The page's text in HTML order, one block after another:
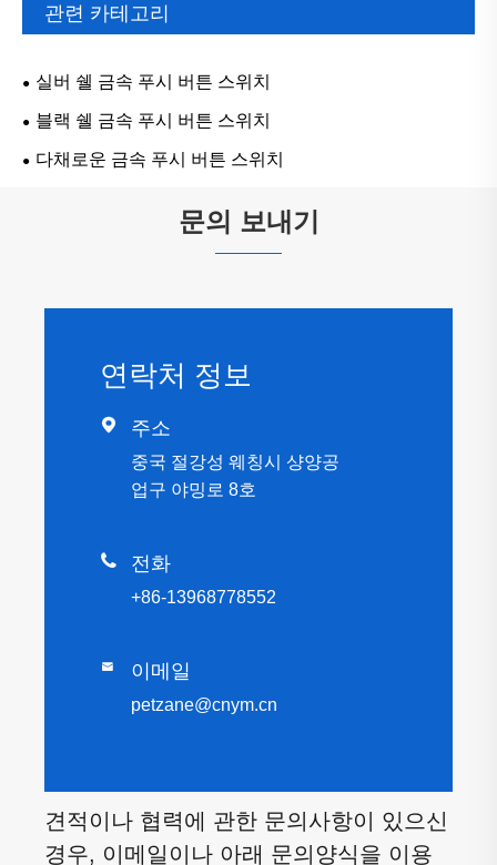
관련 카테고리
실버 쉘 금속 푸시 버튼 스위치
블랙 쉘 금속 푸시 버튼 스위치
다채로운 금속 푸시 버튼 스위치
문의 보내기
연락처 정보
 주소
중국 절강성 웨칭시 샹양공
업구 야밍로 8호
 전화
+86-13968778552
 이메일
petzane@cnym.cn
견적이나 협력에 관한 문의사항이 있으신
경우, 이메일이나 아래 문의양식을 이용